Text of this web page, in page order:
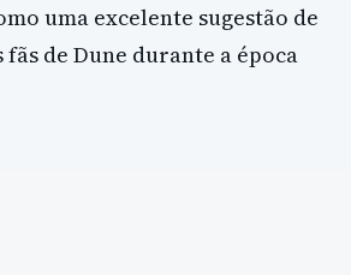
uma excelente sugestão de
de Dune durante a época